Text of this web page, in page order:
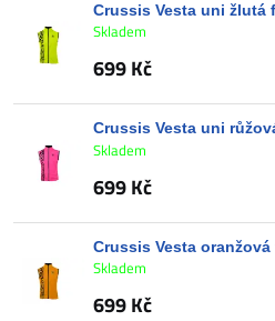
Crussis Vesta uni žlutá
Skladem
699 Kč
Crussis Vesta uni
Skladem
699 Kč
Crussis Vesta
Skladem
699 Kč